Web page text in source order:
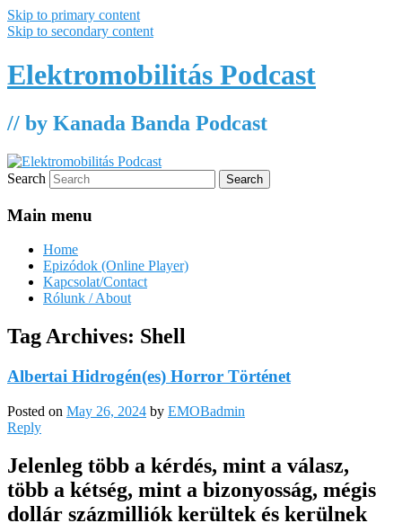
Skip to primary content
Skip to secondary content
Elektromobilitás Podcast
// by Kanada Banda Podcast
Search
Main menu
Home
Epizódok (Online Player)
Kapcsolat/Contact
Rólunk / About
Tag Archives: Shell
Albertai Hidrogén(es) Horror Történet
Posted on May 26, 2024 by EMOBadmin
Reply
Jelenleg több a kérdés, mint a válasz,
több a kétség, mint a bizonyosság, mégis
dollár százmilliók kerültek és kerülnek